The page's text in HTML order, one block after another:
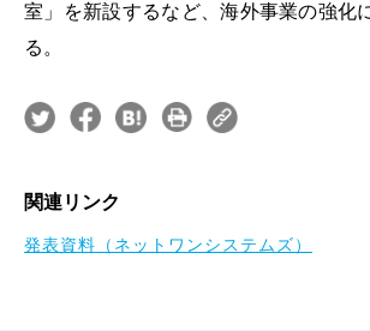
室」を新設するなど、海外事業の強化
る。
関連リンク
発表資料（ネットワンシステムズ）